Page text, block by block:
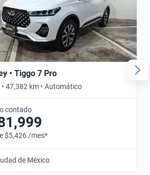
• Tiggo 7 Pro
47,382 km • Automático
contado
$5,426 /mes*
de México